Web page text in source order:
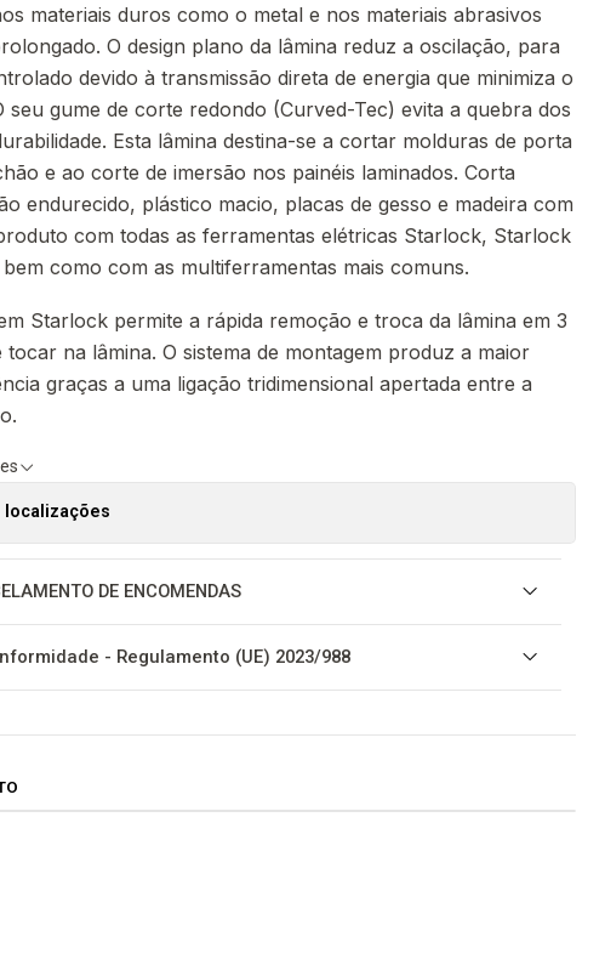
materiais duros como o metal e nos materiais abrasivos
O design plano da lâmina reduz a oscilação, para
devido à transmissão direta de energia que minimiza o
seu gume de corte redondo (Curved-Tec) evita a quebra dos
Esta lâmina destina-se a cortar molduras de porta
e ao corte de imersão nos painéis laminados. Corta
endurecido, plástico macio, placas de gesso e madeira com
com todas as ferramentas elétricas Starlock, Starlock
como com as multiferramentas mais comuns.
Starlock permite a rápida remoção e troca da lâmina em 3
tocar na lâmina. O sistema de montagem produz a maior
graças a uma ligação tridimensional apertada entre a
DE ENCOMENDAS
- Regulamento (UE) 2023/988